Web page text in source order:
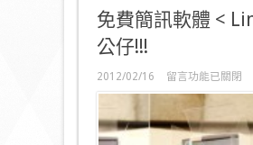
免費簡訊軟體 <
公仔!!!
2012/02/16
在
〈免
簡
留言功能已關閉